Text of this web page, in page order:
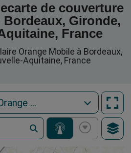
de couverture
Bordeaux, Gironde,
France
Orange Mobile à Bordeaux,
Aquitaine, France
Orange Mobile